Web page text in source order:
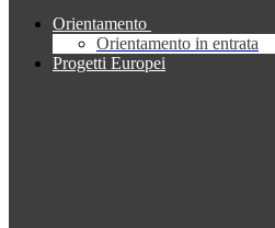
Orientamento
Orientamento in entrata
Progetti Europei